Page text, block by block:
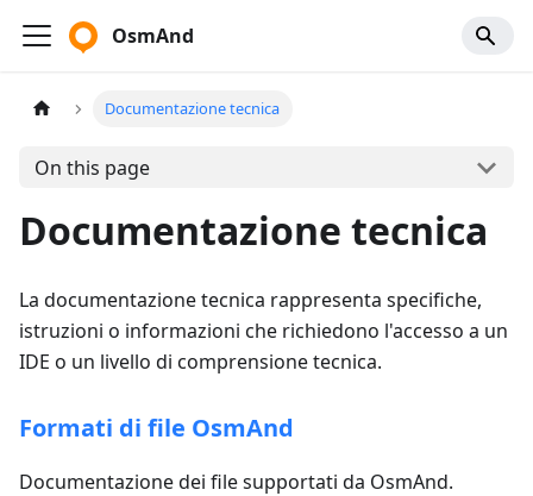
OsmAnd
Documentazione tecnica
On this page
Documentazione tecnica
La documentazione tecnica rappresenta specifiche,
istruzioni o informazioni che richiedono l'accesso a un
IDE o un livello di comprensione tecnica.
Formati di file OsmAnd
Documentazione dei file supportati da OsmAnd.